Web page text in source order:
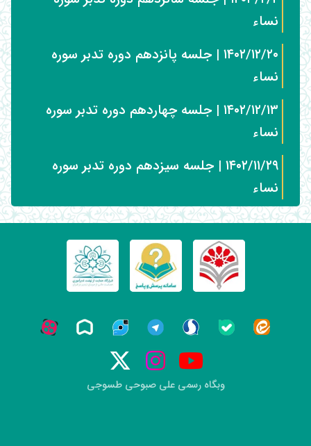
نساء
۱۴۰۲/۱۲/۲۰ | جلسه پانزدهم دوره تدبر سوره
نساء
۱۴۰۲/۱۲/۱۳ | جلسه چهاردهم دوره تدبر سوره
نساء
۱۴۰۲/۱۱/۲۹ | جلسه سیزدهم دوره تدبر سوره
نساء
وبگاه رسمی علی صبوحی طسوجی